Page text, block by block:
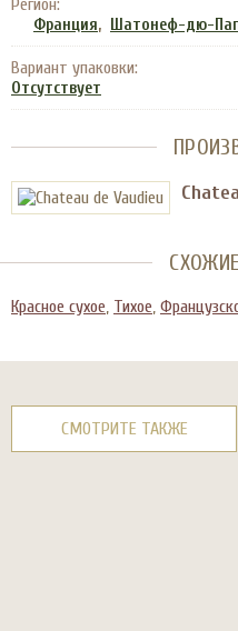
Регион:
Франция, Шатонеф-дю-
Вариант упаковки:
Отсутствует
Красное сухое, Тихое,
СМОТРИТЕ ТАКЖЕ